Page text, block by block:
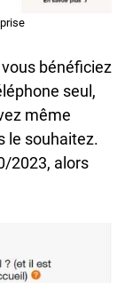
vous bénéficiez
seul,
même
le souhaitez.
2023, alors